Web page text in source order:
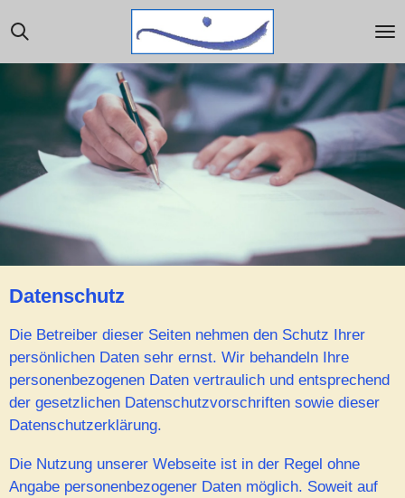
Zum
Hauptinhalt
springen
Datenschutz
Die Betreiber dieser Seiten nehmen den Schutz Ihrer
persönlichen Daten sehr ernst. Wir behandeln Ihre
personenbezogenen Daten vertraulich und entsprechend
der gesetzlichen Datenschutzvorschriften sowie dieser
Datenschutzerklärung.
Die Nutzung unserer Webseite ist in der Regel ohne
Angabe personenbezogener Daten möglich. Soweit auf